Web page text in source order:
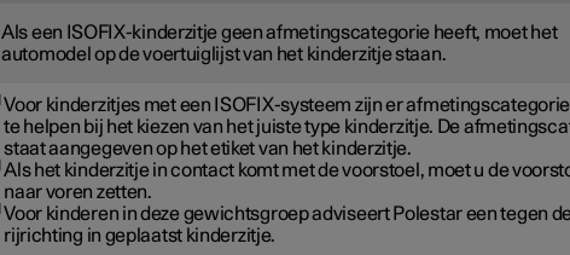
Als een ISOFIX-kinderzitje geen afmetingscategorie heeft, moet het
automodel op de voertuiglijst van het kinderzitje staan.
Voor kinderzitjes met een ISOFIX-systeem zijn er
te helpen bij het kiezen van het juiste type kinderzitje. De
staat aangegeven op het etiket van het kinderzitje.
Als het kinderzitje in contact komt met de voorstoel, moet u de
naar voren zetten.
Voor kinderen in deze gewichtsgroep adviseert Polestar een tegen
rijrichting in geplaatst kinderzitje.